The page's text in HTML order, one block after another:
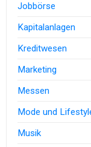
Jobbörse
Kapitalanlagen
Kreditwesen
Marketing
Messen
Mode und
Musik